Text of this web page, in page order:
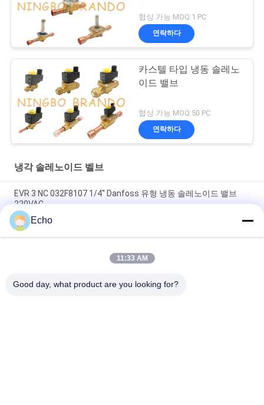
협상 가능 MOQ:1 PC
연락하다
카스텔 타입 냉동 솔레노
이드 밸브
협상 가능 MOQ:50 PC
연락하다
냉각 솔레노이드 벨브
EVR 3 NC 032F8107 1/4'' Danfoss 유형 냉동 솔레노이드 밸브
220VAC
EVR 3 NC 032F1204 3/8 '' Danfoss 유형 냉동 솔레노이드 밸브
220V
EVR 6 NC 032F8072 3/8 '' Danfoss 유형 솔레노이드 밸브 냉동
Echo
11:33 AM
Good day, what product are you looking for?